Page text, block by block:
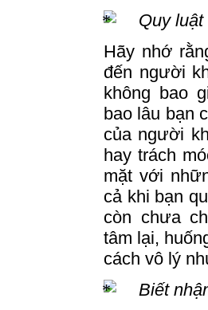
Quy
Hãy nhớ
đến người
không bao
bao lâu bạn
của người
hay trách
mặt với
cả khi bạn
còn chưa
tâm lại,
cách vô lý
Biết